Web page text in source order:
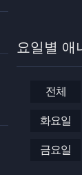
요일별 애
전체
화요일
금요일